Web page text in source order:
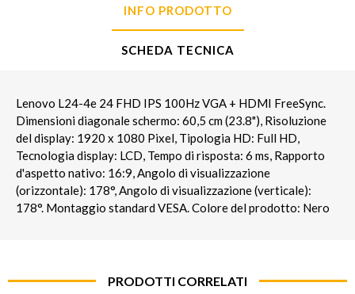
INFO PRODOTTO
SCHEDA TECNICA
Lenovo L24-4e 24 FHD IPS 100Hz VGA + HDMI FreeSync.
Dimensioni diagonale schermo: 60,5 cm (23.8"), Risoluzione
del display: 1920 x 1080 Pixel, Tipologia HD: Full HD,
Tecnologia display: LCD, Tempo di risposta: 6 ms, Rapporto
d'aspetto nativo: 16:9, Angolo di visualizzazione
(orizzontale): 178°, Angolo di visualizzazione (verticale):
178°. Montaggio standard VESA. Colore del prodotto: Nero
PRODOTTI CORRELATI